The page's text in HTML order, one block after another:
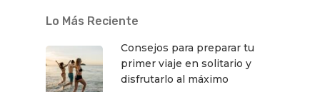
Lo Más Reciente
Consejos para preparar tu
primer viaje en solitario y
disfrutarlo al máximo